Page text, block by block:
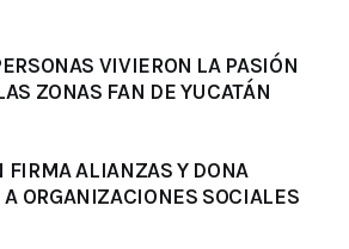
VIVIERON LA PASIÓN
ZONAS FAN DE YUCATÁN
FIRMA ALIANZAS Y DONA
ORGANIZACIONES SOCIALES